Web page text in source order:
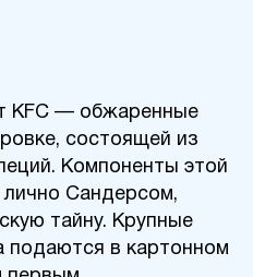
KFC — обжаренные
состоящей из
Компоненты этой
лично Сандерсом,
тайну. Крупные
подаются в картонном